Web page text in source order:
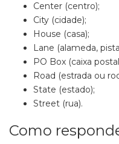
Center (centro);
City (cidade);
House (casa);
Lane (alameda,
PO Box (caixa
Road (estrada ou
State (estado);
Street (rua).
Como